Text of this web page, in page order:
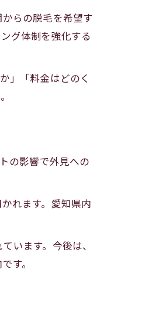
らの脱毛を希望す
グ体制を強化する
」「料金はどのく
の影響で外見への
れます。愛知県内
います。今後は、
す。